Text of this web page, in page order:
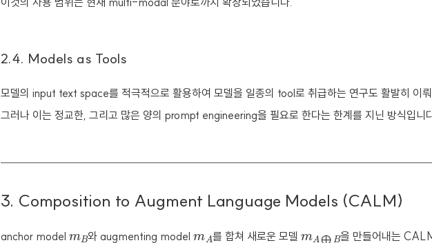
2.4. Models as Tools
모델의 input text space를 적극적으로 활용하여 모델을 일종의 tool로 취급하는 연구도 활발히 이
그러나 이는 정교한, 그리고 많은 양의 prompt engineering을 필요로 한다는 한계를 지닌 방식입니
3. Composition to Augment Language Models (CALM)
anchor model 와 augmenting model 를 합쳐 새로운 모델
을 만들어내는